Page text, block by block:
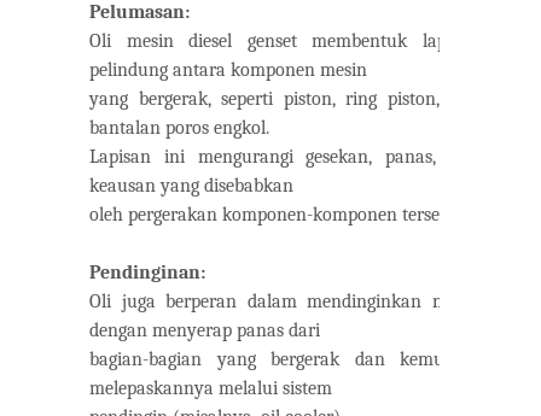
Pelumasan:
Oli mesin diesel genset membentuk lapisan
pelindung antara komponen mesin
yang bergerak, seperti piston, ring piston, dan
bantalan poros engkol.
Lapisan ini mengurangi gesekan, panas, dan
keausan yang disebabkan
oleh pergerakan komponen-komponen tersebut.
Pendinginan:
Oli juga berperan dalam mendinginkan mesin
dengan menyerap panas dari
bagian-bagian yang bergerak dan kemudian
melepaskannya melalui sistem